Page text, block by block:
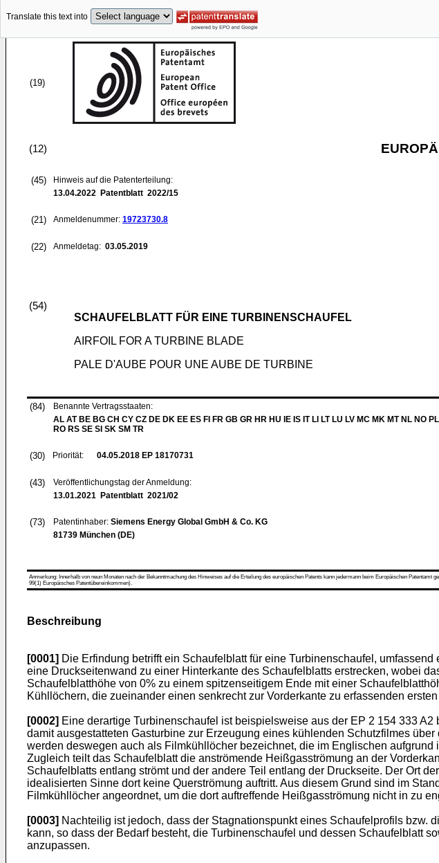
Translate this text into
(19)
(12)
(45)
Hinweis auf die Patenterteilung:
13.04.2022 Patentblatt 2022/15
(21) Anmeldenummer: 19723730.8
(22) Anmeldetag: 03.05.2019
(54)
SCHAUFELBLATT FÜR EINE TURBINENSCHAUFEL
AIRFOIL FOR A TURBINE BLADE
PALE D'AUBE POUR UNE AUBE DE TURBINE
(84)
Benannte Vertragsstaaten:
AL AT BE BG CH CY CZ DE DK EE ES FI FR GB GR HR HU IE IS IT LI LT LU LV MC MK MT NL NO
RO RS SE SI SK SM TR
(30) Priorität: 04.05.2018 EP 18170731
(43)
Veröffentlichungstag der Anmeldung:
13.01.2021 Patentblatt 2021/02
(73) Patentinhaber: Siemens Energy Global GmbH & Co. KG
81739 München (DE)
Anmerkung: Innerhalb von neun Monaten nach der Bekanntmachung des Hinweises auf die Erteilung des europäischen Patents kann jedermann beim Europäischen
99(1) Europäisches Patentübereinkommen).
Beschreibung
[0001] Die Erfindung betrifft ein Schaufelblatt für eine Turbinenschaufel,
eine Druckseitenwand zu einer Hinterkante des Schaufelblatts erstrecken, wobei
Schaufelblatthöhe von 0% zu einem spitzenseitigem Ende mit einer
Kühllöchern, die zueinander einen senkrecht zur Vorderkante zu erfassenden
[0002] Eine derartige Turbinenschaufel ist beispielsweise aus der EP 2 154 333 A2
damit ausgestatteten Gasturbine zur Erzeugung eines kühlenden Schutzfilmes
werden deswegen auch als Filmkühllöcher bezeichnet, die im Englischen
Zugleich teilt das Schaufelblatt die anströmende Heißgasströmung an der
Schaufelblatts entlang strömt und der andere Teil entlang der Druckseite. Der Ort
idealisierten Sinne dort keine Querströmung auftritt. Aus diesem Grund sind im
Filmkühllöcher angeordnet, um die dort auftreffende Heißgasströmung nicht in zu
[0003] Nachteilig ist jedoch, dass der Stagnationspunkt eines Schaufelprofils
kann, so dass der Bedarf besteht, die Turbinenschaufel und dessen Schaufelblatt
anzupassen.